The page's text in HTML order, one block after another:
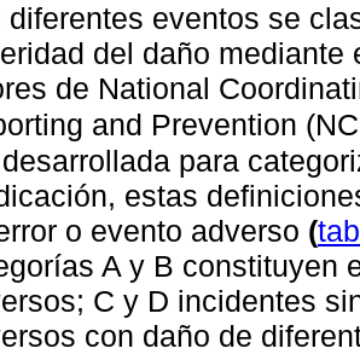
diferentes eventos se
del daño
de National
and Prevention
para
estas
o evento adverso (
A y B constituyen
C y D incidentes
con daño de